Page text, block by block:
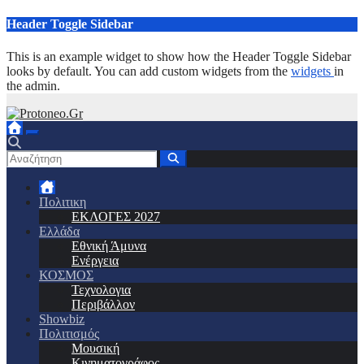
Μετάβαση
περιεχόμενο
Header Toggle Sidebar
This is an example widget to show how the Header Toggle Sidebar
looks by default. You can add custom widgets from the widgets in
the admin.
Πολιτικη
ΕΚΛΟΓΕΣ 2027
Ελλάδα
Εθνική Άμυνα
Ενέργεια
ΚΟΣΜΟΣ
Τεχνολογια
Περιβάλλον
Showbiz
Πολιτισμός
Μουσική